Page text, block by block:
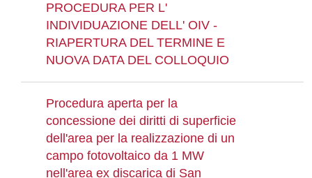
PROCEDURA PER L'
INDIVIDUAZIONE DELL' OIV -
RIAPERTURA DEL TERMINE E
NUOVA DATA DEL COLLOQUIO
Procedura aperta per la
concessione dei diritti di superficie
dell'area per la realizzazione di un
campo fotovoltaico da 1 MW
nell'area ex discarica di San